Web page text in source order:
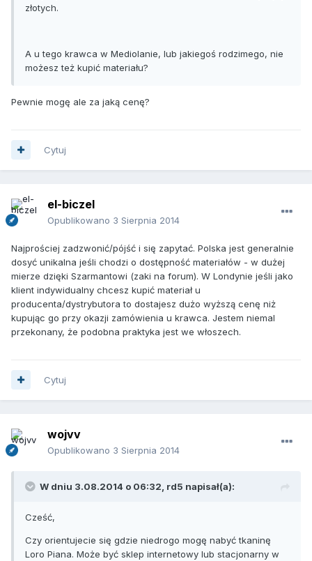
złotych.
A u tego krawca w Mediolanie, lub jakiegoś rodzimego, nie
możesz też kupić materiału?
Pewnie mogę ale za jaką cenę?
Cytuj
el-biczel
Opublikowano 3 Sierpnia 2014
Najprościej zadzwonić/pójść i się zapytać. Polska jest generalnie
dosyć unikalna jeśli chodzi o dostępność materiałów - w dużej
mierze dzięki Szarmantowi (zaki na forum). W Londynie jeśli jako
klient indywidualny chcesz kupić materiał u
producenta/dystrybutora to dostajesz dużo wyższą cenę niż
kupując go przy okazji zamówienia u krawca. Jestem niemal
przekonany, że podobna praktyka jest we włoszech.
Cytuj
wojvv
Opublikowano 3 Sierpnia 2014
W dniu 3.08.2014 o 06:32, rd5 napisał(a):
Cześć,
Czy orientujecie się gdzie niedrogo mogę nabyć tkaninę
Loro Piana. Może być sklep internetowy lub stacjonarny w